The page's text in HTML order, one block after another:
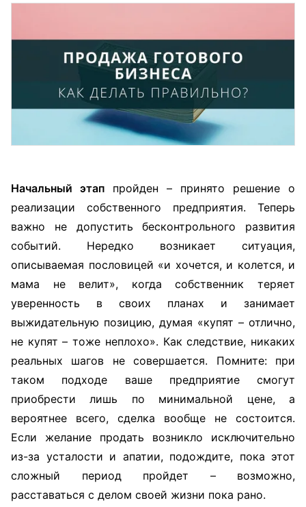
Начальный этап пройден – принято решение о
реализации собственного предприятия. Теперь
важно не допустить бесконтрольного развития
событий. Нередко возникает ситуация,
описываемая пословицей «и хочется, и колется, и
мама не велит», когда собственник теряет
уверенность в своих планах и занимает
выжидательную позицию, думая «купят – отлично,
не купят – тоже неплохо». Как следствие, никаких
реальных шагов не совершается. Помните: при
таком подходе ваше предприятие смогут
приобрести лишь по минимальной цене, а
вероятнее всего, сделка вообще не состоится.
Если желание продать возникло исключительно
из-за усталости и апатии, подождите, пока этот
сложный период пройдет – возможно,
расставаться с делом своей жизни пока рано.